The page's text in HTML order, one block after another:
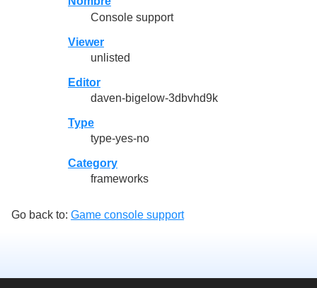
Console support
Viewer
unlisted
Editor
daven-bigelow-3dbvhd9k
Type
type-yes-no
Category
frameworks
Go back to: Game console support